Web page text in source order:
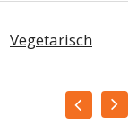
Vegetarisch